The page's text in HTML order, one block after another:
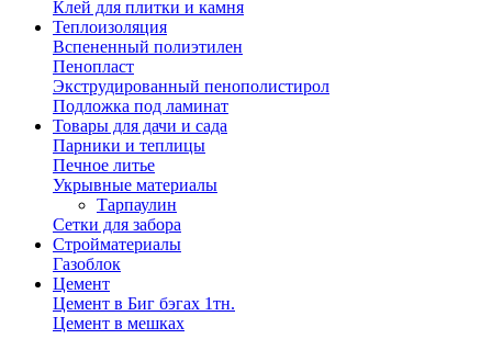
Клей для плитки и камня
Теплоизоляция
Вспененный полиэтилен
Пенопласт
Экструдированный пенополистирол
Подложка под ламинат
Товары для дачи и сада
Парники и теплицы
Печное литье
Укрывные материалы
Тарпаулин
Сетки для забора
Стройматериалы
Газоблок
Цемент
Цемент в Биг бэгах 1тн.
Цемент в мешках